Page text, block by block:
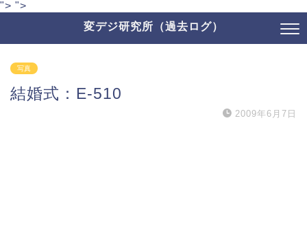
"> ">
変デジ研究所（過去ログ）
写真
結婚式：E-510
2009年6月7日